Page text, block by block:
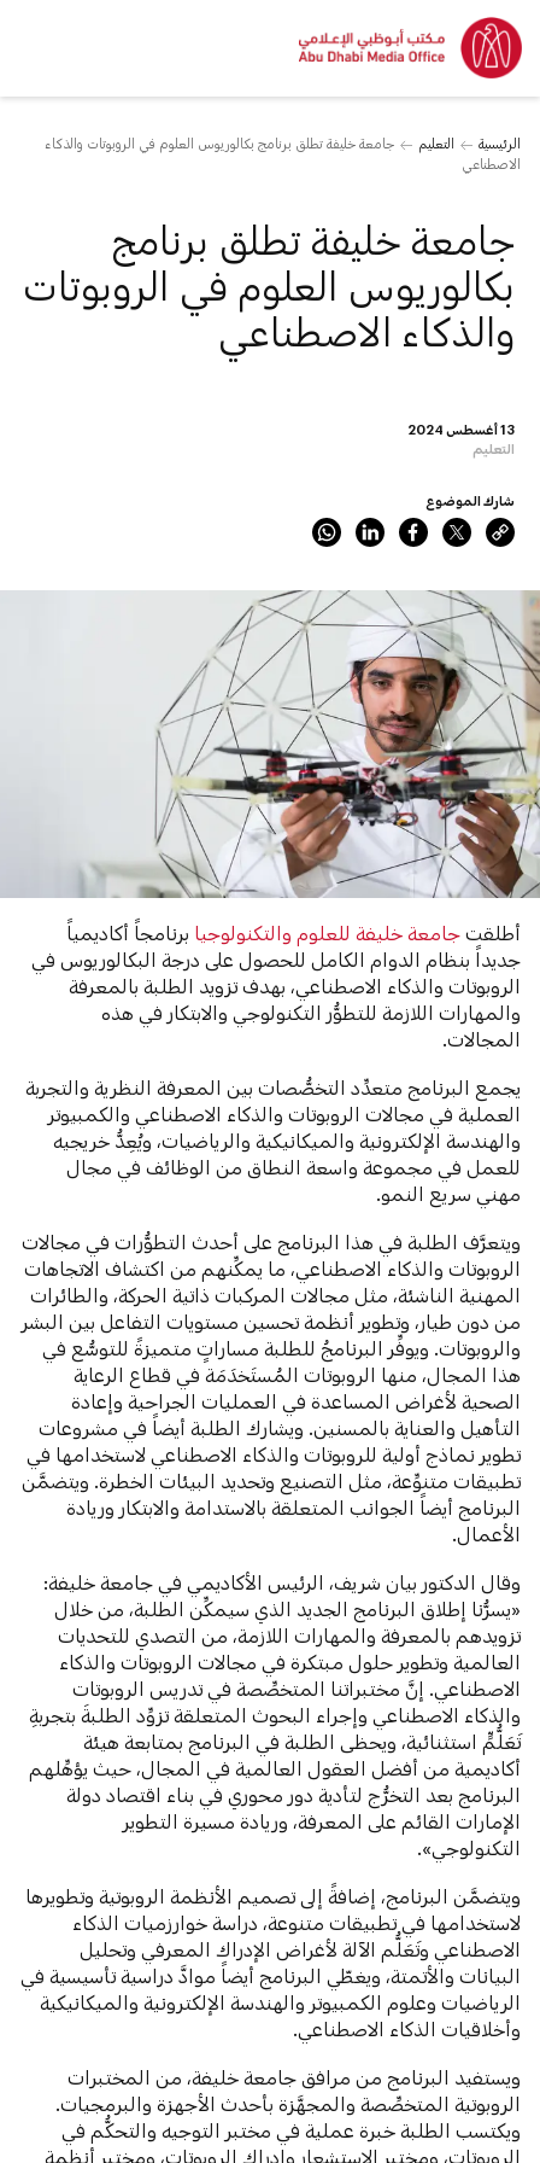
الرئيسية التعليم
جامعة خليفة تطلق برنامج بكالوريوس العلوم في الروبوتات والذكاء
الاصطناعي
13 أغسطس 2024
التعليم
جامعة خليفة تطلق برنامج
بكالوريوس العلوم في الروبوتات
والذكاء الاصطناعي
شارك الموضوع
أطلقتجامعة خليفة للعلوم والتكنولوجيابرنامجاً أكاديمياً
جديداً بنظام الدوام الكامل للحصول على درجة البكالوريوس في
الروبوتات والذكاء الاصطناعي، بهدف تزويد الطلبة بالمعرفة
والمهارات اللازمة للتطوُّر التكنولوجي والابتكار في هذه
المجالات.
يجمع البرنامج متعدِّد التخصُّصات بين المعرفة النظرية والتجربة
العملية في مجالات الروبوتات والذكاء الاصطناعي والكمبيوتر
والهندسة الإلكترونية والميكانيكية والرياضيات، ويُعِدُّ خريجيه
للعمل في مجموعة واسعة النطاق من الوظائف في مجال
مهني سريع النمو.
ويتعرَّف الطلبة في هذا البرنامج على أحدث التطوُّرات في مجالات
الروبوتات والذكاء الاصطناعي، ما يمكِّنهم من اكتشاف الاتجاهات
المهنية الناشئة، مثل مجالات المركبات ذاتية الحركة، والطائرات
من دون طيار، وتطوير أنظمة تحسين مستويات التفاعل بين البشر
والروبوتات. ويوفِّر البرنامجُ للطلبة مساراتٍ متميزةً للتوسُّع في
هذا المجال، منها الروبوتات المُستَخدَمَة في قطاع الرعاية
الصحية لأغراض المساعدة في العمليات الجراحية وإعادة
التأهيل والعناية بالمسنين. ويشارك الطلبة أيضاً في مشروعات
تطوير نماذج أولية للروبوتات والذكاء الاصطناعي لاستخدامها في
تطبيقات متنوِّعة، مثل التصنيع وتحديد البيئات الخطرة. ويتضمَّن
البرنامج أيضاً الجوانب المتعلقة بالاستدامة والابتكار وريادة
الأعمال.
وقال الدكتور بيان شريف، الرئيس الأكاديمي في جامعة خليفة:
«يسرُّنا إطلاق البرنامج الجديد الذي سيمكِّن الطلبة، من خلال
تزويدهم بالمعرفة والمهارات اللازمة، من التصدي للتحديات
العالمية وتطوير حلول مبتكرة في مجالات الروبوتات والذكاء
الاصطناعي. إنَّ مختبراتنا المتخصِّصة في تدريس الروبوتات
والذكاء الاصطناعي وإجراء البحوث المتعلقة تزوِّد الطلبةَ بتجربةِ
تَعَلُّمٍّ استثنائية، ويحظى الطلبة في البرنامج بمتابعة هيئة
أكاديمية من أفضل العقول العالمية في المجال، حيث يؤهِّلهم
البرنامج بعد التخرُّج لتأدية دور محوري في بناء اقتصاد دولة
الإمارات القائم على المعرفة، وريادة مسيرة التطوير
التكنولوجي».
ويتضمَّن البرنامج، إضافةً إلى تصميم الأنظمة الروبوتية وتطويرها
لاستخدامها في تطبيقات متنوعة، دراسة خوارزميات الذكاء
الاصطناعي وتَعَلُّم الآلة لأغراض الإدراك المعرفي وتحليل
البيانات والأتمتة، ويغطّي البرنامج أيضاً موادَّ دراسية تأسيسية في
الرياضيات وعلوم الكمبيوتر والهندسة الإلكترونية والميكانيكية
وأخلاقيات الذكاء الاصطناعي.
ويستفيد البرنامج من مرافق جامعة خليفة، من المختبرات
الروبوتية المتخصِّصة والمجهَّزة بأحدث الأجهزة والبرمجيات.
ويكتسب الطلبة خبرة عملية في مختبر التوجيه والتحكُّم في
الروبوتات، ومختبر الاستشعار وإدراك الروبوتات، ومختبر أنظمة